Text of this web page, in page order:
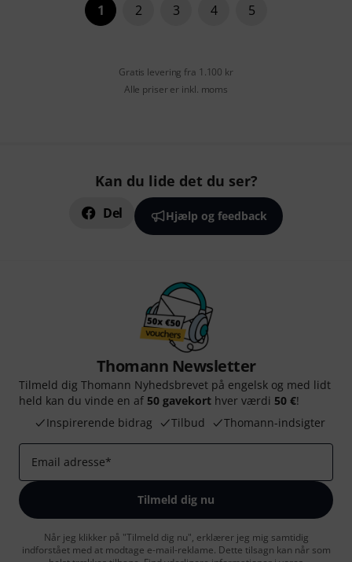
1 2 3 4 5
Gratis levering fra 1.100 kr
Alle priser er inkl. moms
Kan du lide det du ser?
Del Hjælp og feedback
Thomann Newsletter
Tilmeld dig Thomann Nyhedsbrevet på engelsk og med lidt
held kan du vinde en af 50 gavekort hver værdi 50 €!
Inspirerende bidrag
Tilbud Thomann-indsigter
Email adresse*
Tilmeld dig nu
Når jeg klikker på "Tilmeld dig nu", erklærer jeg mig samtidig
indforstået med at modtage e-mail-reklame. Dette tilsagn kan når som